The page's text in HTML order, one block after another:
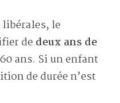
le
de deux ans de
ans. Si un enfant
de durée n’est